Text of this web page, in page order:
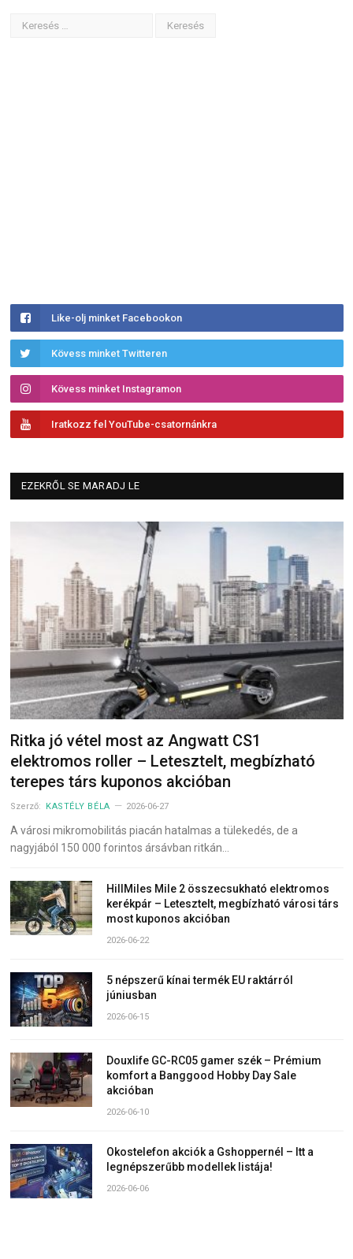
Like-olj minket Facebookon
Kövess minket Twitteren
Kövess minket Instagramon
Iratkozz fel YouTube-csatornánkra
EZEKRŐL SE MARADJ LE
Ritka jó vétel most az Angwatt CS1
elektromos roller – Letesztelt, megbízható
terepes társ kuponos akcióban
Szerző: KASTÉLY BÉLA 2026-06-27
A városi mikromobilitás piacán hatalmas a tülekedés, de a
nagyjából 150 000 forintos ársávban ritkán…
HillMiles Mile 2 összecsukható elektromos
kerékpár – Letesztelt, megbízható városi társ
most kuponos akcióban
2026-06-22
5 népszerű kínai termék EU raktárról
júniusban
2026-06-15
Douxlife GC-RC05 gamer szék – Prémium
komfort a Banggood Hobby Day Sale
akcióban
2026-06-10
Okostelefon akciók a Gshoppernél – Itt a
legnépszerűbb modellek listája!
2026-06-06